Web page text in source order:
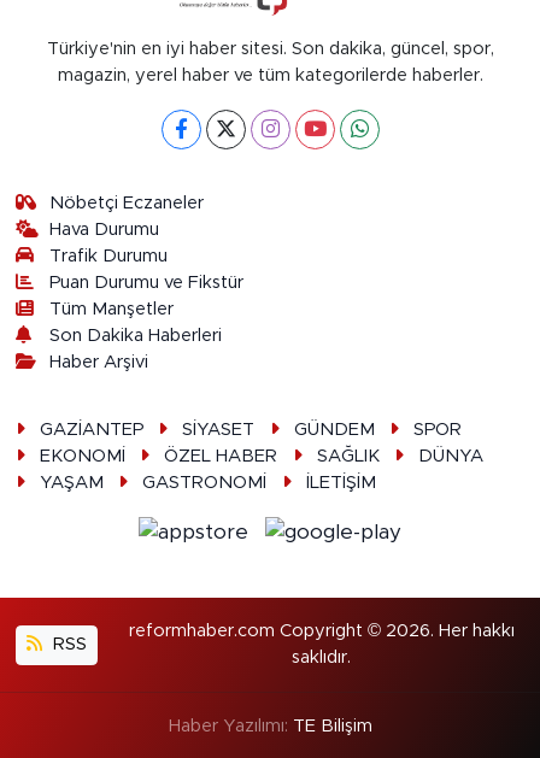
Türkiye'nin en iyi haber sitesi. Son dakika, güncel, spor,
magazin, yerel haber ve tüm kategorilerde haberler.
Nöbetçi Eczaneler
Hava Durumu
Trafik Durumu
Puan Durumu ve Fikstür
Tüm Manşetler
Son Dakika Haberleri
Haber Arşivi
GAZİANTEP SİYASET GÜNDEM
SPOR
EKONOMİ
ÖZEL HABER SAĞLIK
DÜNYA
YAŞAM
GASTRONOMİ İLETİŞİM
RSS
reformhaber.com Copyright © 2026. Her hakkı
saklıdır.
Haber Yazılımı: TE Bilişim